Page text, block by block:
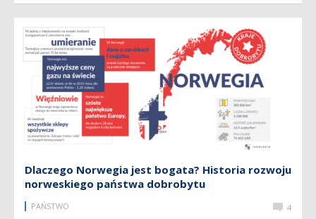
Dlaczego Norwegia jest bogata? Historia rozwoju
norweskiego państwa dobrobytu
PAŃSTWO 4